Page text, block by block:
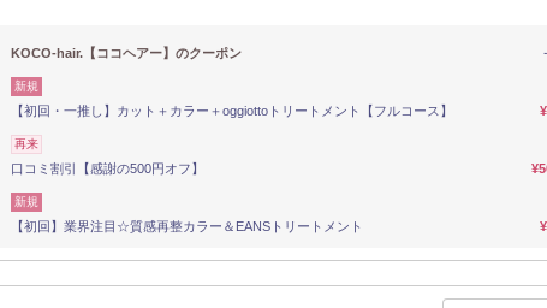
KOCO-hair.【ココヘアー】のクーポン
新規
【初回・一推し】カット＋カラー＋oggiottoトリートメント【フルコース】
再来
口コミ割引【感謝の500円オフ】
新規
【初回】業界注目☆質感再整カラー＆EANSトリートメント